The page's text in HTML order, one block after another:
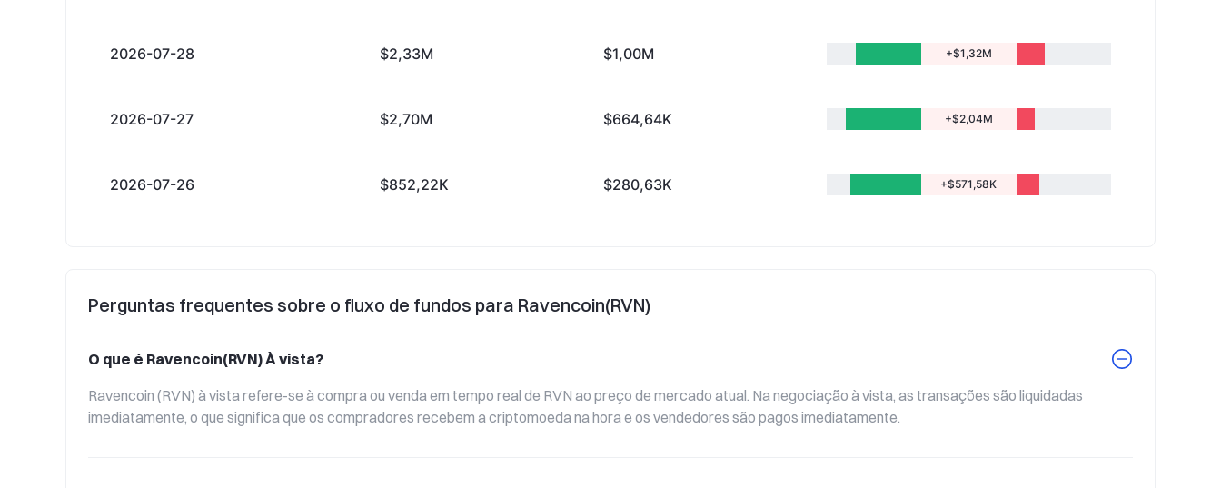
2026-07-28 $2,33M $1,00M +$1,32M
2026-07-27 $2,70M $664,64K +$2,04M
2026-07-26 $852,22K $280,63K +$571,58K
Perguntas frequentes sobre o fluxo de fundos para Ravencoin(RVN)
O que é Ravencoin(RVN) À vista?
Ravencoin (RVN) à vista refere-se à compra ou venda em tempo real de RVN ao preço de mercado atual. Na negociação à vista, as transações são liquidadas
imediatamente, o que significa que os compradores recebem a criptomoeda na hora e os vendedores são pagos imediatamente.